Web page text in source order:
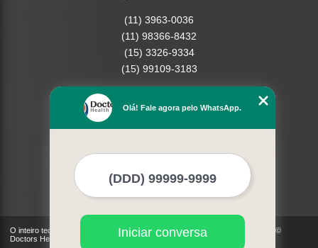
(11) 3963-0036
(11) 98366-8432
(15) 3326-9334
(15) 99109-3183
Empresa
Missão
Mapa do site
O inteiro teor deste site está sujeito à proteção de direitos autorais. Copyright©
Doctors Health Care (Lei 9610 de 19/02/1998)
Olá! Fale agora pelo WhatsApp.
Iniciar conversa